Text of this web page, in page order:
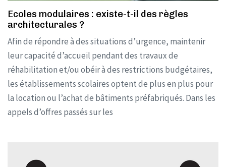
Ecoles modulaires : existe-t-il des règles
architecturales ?
Afin de répondre à des situations d’urgence, maintenir
leur capacité d’accueil pendant des travaux de
réhabilitation et/ou obéir à des restrictions budgétaires,
les établissements scolaires optent de plus en plus pour
la location ou l’achat de bâtiments préfabriqués. Dans les
appels d’offres passés sur les